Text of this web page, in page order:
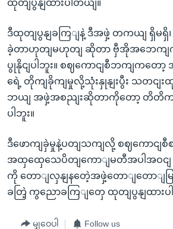
ထုတျပွနျထားပါတယျ။
ဒီထုတျပွနျခကြျနဲ့ ဒီအဖှဲ့ တကယျ ရှိမရှိ
ခဲ့တာဟုတျမဟုတျ ဆိုတာ ဗှီအိုအဘေကျ
ပွုနိုငျပါဘူး။ စဈကောငျစီဘကျကတော့
ရေဲ့ တိုကျခိုကျမှုလို့သုံးနှုနျးပွီး သတငျး
ဘယျ အဖှဲ့အစညျးဆိုတာကိုတော့ တိတိက
ပါဘူး။
ဒီဖောကျခှဲမှုနဲ့ပတျသကျလို့ စဈကောငျ
အထှထှေသေပိတျကောျမတီအပါအဝငျ
ကို တောျလှနျနတေဲ့အဖှဲ့တောျတောျမြာ
ခတြဲ့ ကွညောခကြျတှေ ထုတျပွနျထားပ
မျှဝေပါ Follow us